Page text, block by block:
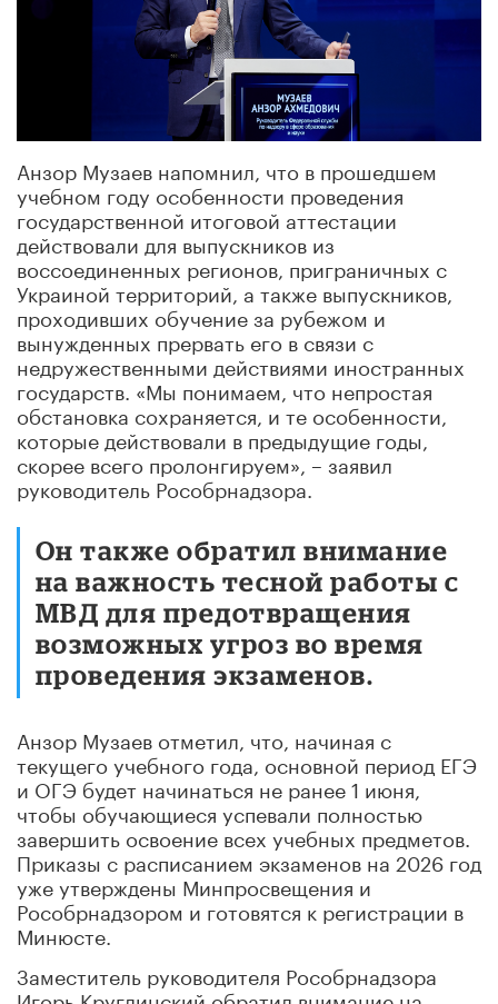
Анзор Музаев напомнил, что в прошедшем
учебном году особенности проведения
государственной итоговой аттестации
действовали для выпускников из
воссоединенных регионов, приграничных с
Украиной территорий, а также выпускников,
проходивших обучение за рубежом и
вынужденных прервать его в связи с
недружественными действиями иностранных
государств. «Мы понимаем, что непростая
обстановка сохраняется, и те особенности,
которые действовали в предыдущие годы,
скорее всего пролонгируем», – заявил
руководитель Рособрнадзора.
Он также обратил внимание
на важность тесной работы с
МВД для предотвращения
возможных угроз во время
проведения экзаменов.
Анзор Музаев отметил, что, начиная с
текущего учебного года, основной период ЕГЭ
и ОГЭ будет начинаться не ранее 1 июня,
чтобы обучающиеся успевали полностью
завершить освоение всех учебных предметов.
Приказы с расписанием экзаменов на 2026 год
уже утверждены Минпросвещения и
Рособрнадзором и готовятся к регистрации в
Минюсте.
Заместитель руководителя Рособрнадзора